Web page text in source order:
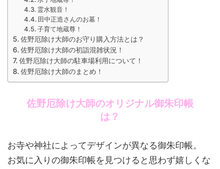
霊水観音！
田中正造さんのお墓！
子育て地蔵尊！
佐野厄除け大師のお守り購入方法とは？
佐野厄除け大師の初詣混雑状況！
佐野厄除け大師の駐車場利用について！
佐野厄除け大師のまとめ！
佐野厄除け大師のオリジナル御朱印帳
は？
お寺や神社によってデザインが異なる御朱印帳。
お気に入りの御朱印帳を見つけると思わず嬉しくな